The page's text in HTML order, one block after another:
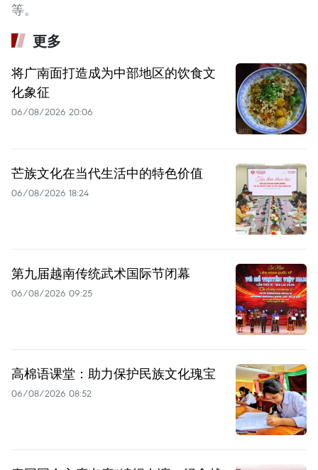
等。
更多
将广南面打造成为中部地区的饮食文
化象征
06/08/2026 20:06
芒族文化在当代生活中的特色价值
06/08/2026 18:24
第九届越南传统武术国际节闭幕
06/08/2026 09:25
高棉语课堂：助力保护民族文化瑰宝
06/08/2026 08:52